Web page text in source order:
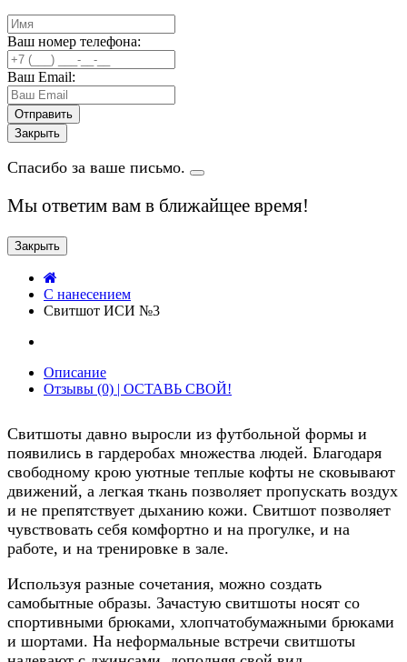
Ваш номер телефона:
Ваш Email:
Закрыть
Спасибо за ваше письмо.
Мы ответим вам в ближайщее время!
Закрыть
C нанесением
Свитшот ИСИ №3
Описание
Отзывы (0) | ОСТАВЬ СВОЙ!
Свитшоты давно выросли из футбольной формы и
появились в гардеробах множества людей. Благодаря
свободному крою уютные теплые кофты не сковывают
движений, а легкая ткань позволяет пропускать воздух
и не препятствует дыханию кожи. Свитшот позволяет
чувствовать себя комфортно и на прогулке, и на
работе, и на тренировке в зале.
Используя разные сочетания, можно создать
самобытные образы. Зачастую свитшоты носят со
спортивными брюками, хлопчатобумажными брюками
и шортами. На неформальные встречи свитшоты